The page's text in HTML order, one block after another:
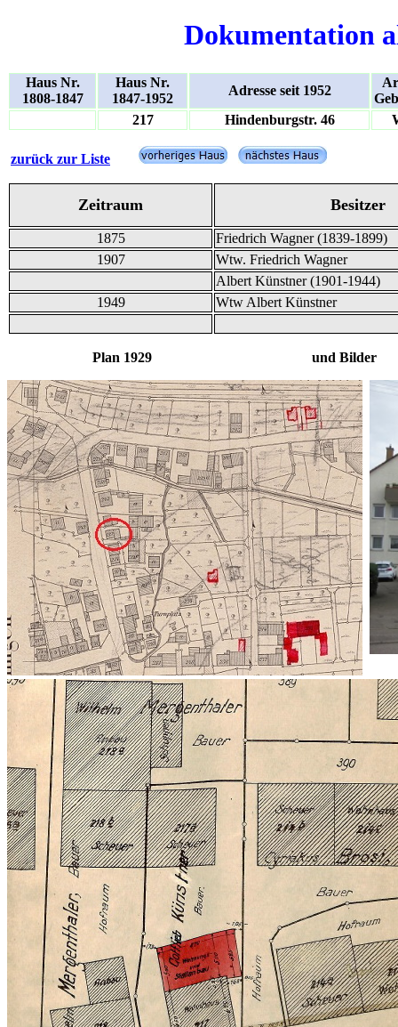
Dokumentation
Haus Nr.
1808-1847
Haus Nr.
1847-1952
Adresse seit 1952
217
Hindenburgstr. 46
zurück zur Liste
Zeitraum Besitzer
1875
Friedrich Wagner (1839-1899)
1907
Wtw. Friedrich Wagner
Albert Künstner (1901-1944)
1949
Wtw Albert Künstner
Plan 1929 und Bilder